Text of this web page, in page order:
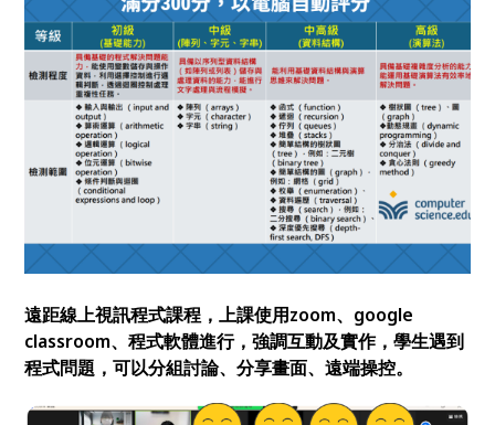
遠距線上視訊程式課程，上課使用zoom、google
classroom、程式軟體進行，強調互動及實作，學生遇到
程式問題，可以分組討論、分享畫面、遠端操控。